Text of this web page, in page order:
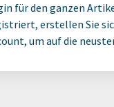
für den ganzen
erstellen Sie
um auf die